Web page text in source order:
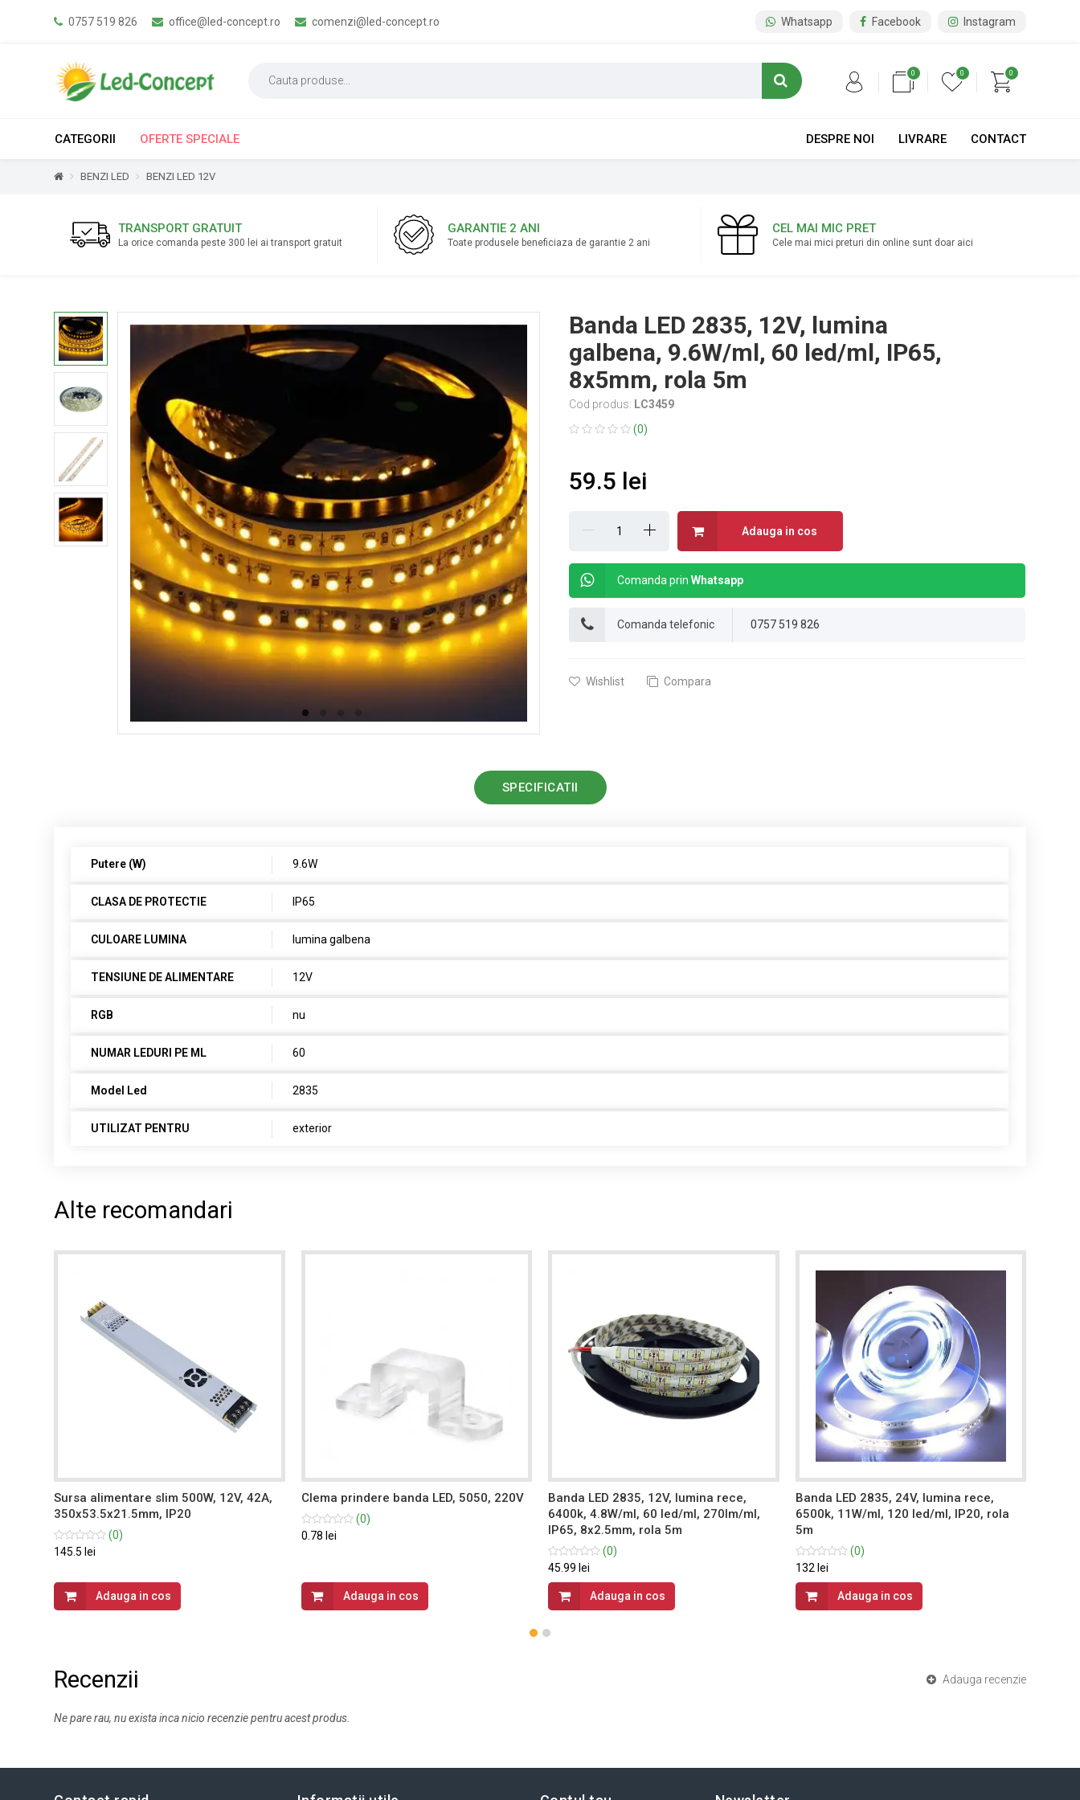
0757 519 826 office@led-concept.ro comenzi@led-concept.ro Whatsapp Facebook Instagram
0
0
0
CATEGORII OFERTE SPECIALE CONTACT
LIVRARE
DESPRE NOI
BENZI LED BENZI LED 12V
TRANSPORT GRATUIT
La orice comanda peste 300 lei ai transport gratuit
GARANTIE 2 ANI
Toate produsele beneficiaza de garantie 2 ani
CEL MAI MIC PRET
Cele mai mici preturi din online sunt doar aici
Banda LED 2835, 12V, lumina
galbena, 9.6W/ml, 60 led/ml, IP65,
8x5mm, rola 5m
Cod produs: LC3459
(0)
59.5 lei
Adauga in cos
Comanda prinWhatsapp
Comanda telefonic 0757 519 826
Wishlist Compara
SPECIFICATII
Putere (W) 9.6W
CLASA DE PROTECTIE IP65
CULOARE LUMINA lumina galbena
TENSIUNE DE ALIMENTARE 12V
RGB nu
NUMAR LEDURI PE ML 60
Model Led 2835
UTILIZAT PENTRU exterior
Alte recomandari
Sursa alimentare slim 500W, 12V, 42A,
350x53.5x21.5mm, IP20
(0)
145.5 lei
Adauga in cos
Clema prindere banda LED, 5050, 220V
(0)
0.78 lei
Adauga in cos
Banda LED 2835, 12V, lumina rece,
6400k, 4.8W/ml, 60 led/ml, 270lm/ml,
IP65, 8x2.5mm, rola 5m
(0)
45.99 lei
Adauga in cos
Banda LED 2835, 24V, lumina rece,
6500k, 11W/ml, 120 led/ml, IP20, rola
5m
(0)
132 lei
Adauga in cos
Recenzii Adauga recenzie
Ne pare rau, nu exista inca nicio recenzie pentru acest produs.